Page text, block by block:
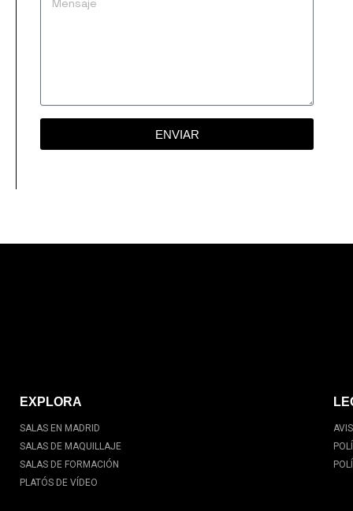
ENVIAR
EXPLORA
SALAS EN MADRID
SALAS DE MAQUILLAJE
SALAS DE FORMACIÓN
PLATÓS DE VÍDEO